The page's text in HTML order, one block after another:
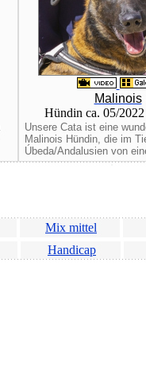
Malinois
Hündin ca. 05/
Unsere Cata ist eine
Malinois Hündin, die im
Úbeda/Andalusien von
Mix mittel
Handicap